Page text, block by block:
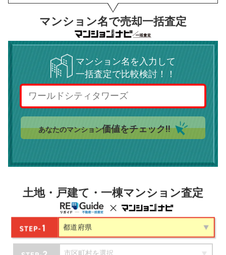
マンション名で売却一括査定
マンション名を入力して
一括査定で比較検討！！
あなたのマンション価値をチェック!!
土地・戸建て・一棟マンション査定